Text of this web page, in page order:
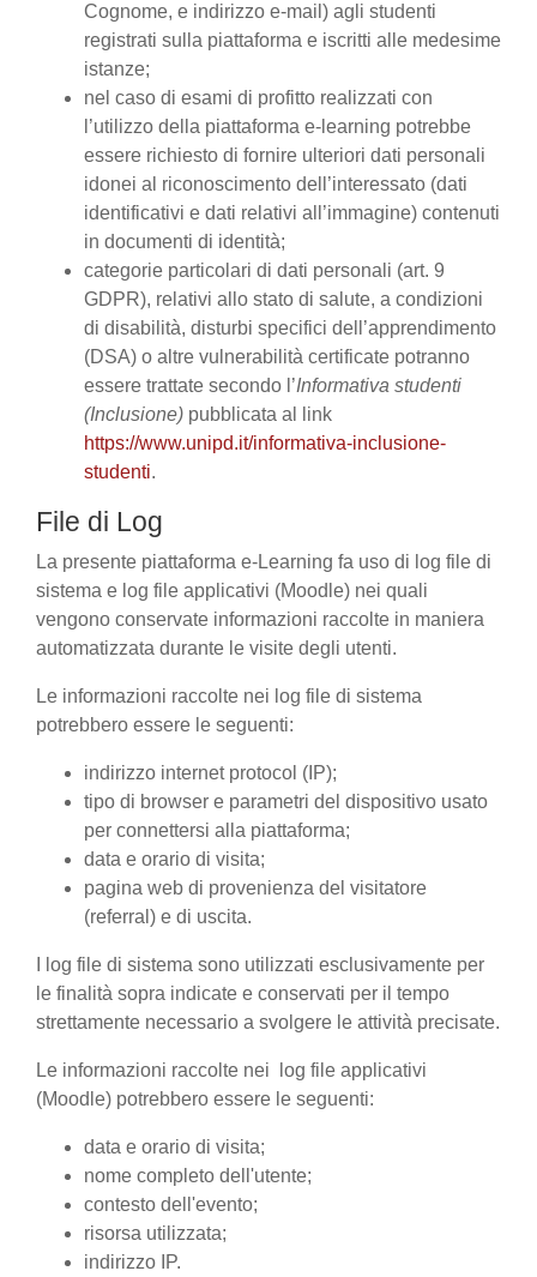
Cognome, e indirizzo e-mail) agli studenti
registrati sulla piattaforma e iscritti alle medesime
istanze;
nel caso di esami di profitto realizzati con
l’utilizzo della piattaforma e-learning potrebbe
essere richiesto di fornire ulteriori dati personali
idonei al riconoscimento dell’interessato (dati
identificativi e dati relativi all’immagine) contenuti
in documenti di identità;
categorie particolari di dati personali (art. 9
GDPR), relativi allo stato di salute, a condizioni
di disabilità, disturbi specifici dell’apprendimento
(DSA) o altre vulnerabilità certificate potranno
essere trattate secondo l’Informativa studenti
(Inclusione) pubblicata al link
https://www.unipd.it/informativa-inclusione-
studenti.
File di Log
La presente piattaforma e-Learning fa uso di log file di
sistema e log file applicativi (Moodle) nei quali
vengono conservate informazioni raccolte in maniera
automatizzata durante le visite degli utenti.
Le informazioni raccolte nei log file di sistema
potrebbero essere le seguenti:
indirizzo internet protocol (IP);
tipo di browser e parametri del dispositivo usato
per connettersi alla piattaforma;
data e orario di visita;
pagina web di provenienza del visitatore
(referral) e di uscita.
I log file di sistema sono utilizzati esclusivamente per
le finalità sopra indicate e conservati per il tempo
strettamente necessario a svolgere le attività precisate.
Le informazioni raccolte nei log file applicativi
(Moodle) potrebbero essere le seguenti:
data e orario di visita;
nome completo dell'utente;
contesto dell'evento;
risorsa utilizzata;
indirizzo IP.